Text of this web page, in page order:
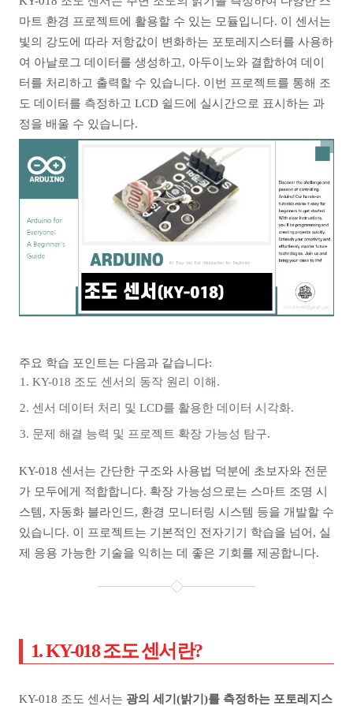
마트 환경 프로젝트에 활용할 수 있는 모듈입니다. 이 센서는
빛의 강도에 따라 저항값이 변화하는 포토레지스터를 사용하
여 아날로그 데이터를 생성하고, 아두이노와 결합하여 데이
터를 처리하고 출력할 수 있습니다. 이번 프로젝트를 통해 조
도 데이터를 측정하고 LCD 쉴드에 실시간으로 표시하는 과
정을 배울 수 있습니다.
주요 학습 포인트는 다음과 같습니다:
KY-018 조도 센서의 동작 원리 이해.
센서 데이터 처리 및 LCD를 활용한 데이터 시각화.
문제 해결 능력 및 프로젝트 확장 가능성 탐구.
KY-018 센서는 간단한 구조와 사용법 덕분에 초보자와 전문
가 모두에게 적합합니다. 확장 가능성으로는 스마트 조명 시
스템, 자동화 블라인드, 환경 모니터링 시스템 등을 개발할 수
있습니다. 이 프로젝트는 기본적인 전자기기 학습을 넘어, 실
제 응용 가능한 기술을 익히는 데 좋은 기회를 제공합니다.
1. KY-018 조도 센서란?
KY-018 조도 센서는 광의 세기(밝기)를 측정하는 포토레지스